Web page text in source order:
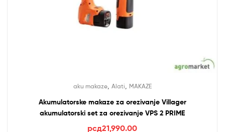
aku makaze, Alati MAKAZE
Akumulatorske makaze za orezivanje Villager
akumulatorski set za orezivanje VPS 2 PRIME
рсд21,990.00